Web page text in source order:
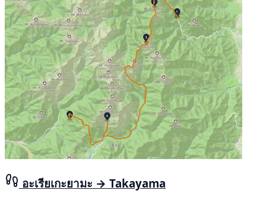
อะเรียเกะยามะ → Takayama